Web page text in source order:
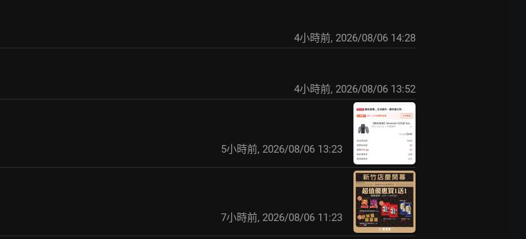
4小時前, 2026/08/06 14:28
4小時前, 2026/08/06 13:52
5小時前, 2026/08/06 13:23
7小時前, 2026/08/06 11:23